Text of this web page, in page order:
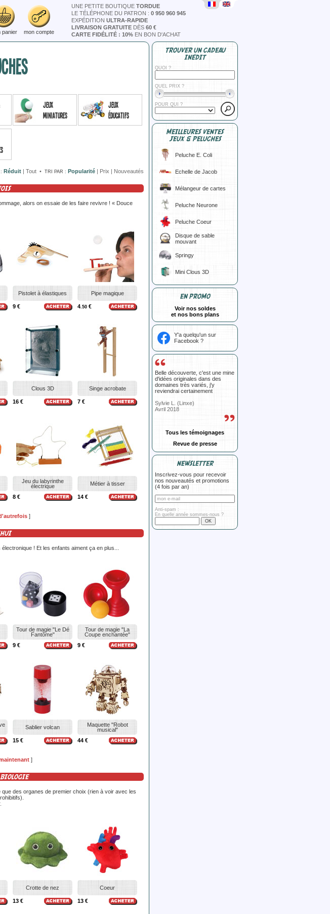
panier mon compte
UNE PETITE BOUTIQUE TORDUE
LE TÉLÉPHONE DU PATRON : 0 950 960 945
EXPÉDITION ULTRA-RAPIDE
LIVRAISON GRATUITE DÈS 60 €
CARTE FIDÉLITÉ : 10% EN BON D'ACHAT
Jeux
miniatures
Jeux
éducatifs
Réduit | Tout • TRI PAR : Popularité | Prix | Nouveautés
alors on essaie de les faire revivre ! « Douce
Pistolet à élastiques
9 €
Pipe magique
4.50 €
Clous 3D
16 €
Singe acrobate
7 €
Jeu du labyrinthe
électrique
8 €
Métier à tisser
14 €
]
! Et les enfants aiment ça en plus...
Tour de magie "Le Dé
Fantôme"
9 €
Tour de magie "La
Coupe enchantée"
9 €
Sablier volcan
15 €
Maquette "Robot
musical"
44 €
]
des organes de premier choix (rien à voir avec les
Crotte de nez
13 €
Coeur
13 €
TROUVER UN CADEAU
INÉDIT
QUOI ?
QUEL PRIX ?
POUR QUI ?
MEILLEURES VENTES
JEUX & PELUCHES
Peluche E. Coli
Echelle de Jacob
Mélangeur de cartes
Peluche Neurone
Peluche Coeur
Disque de sable
mouvant
Springy
Mini Clous 3D
EN PROMO
Voir nos soldes
et nos bons plans
Y'a quelqu'un sur
Facebook ?
Belle découverte, c'est une mine
d'idées originales dans des
domaines très variés, j'y
reviendrai certainement
Sylvie L. (Linxe)
Avril 2018
Tous les témoignages
Revue de presse
NEWSLETTER
Inscrivez-vous pour recevoir
nos nouveautés et promotions
(4 fois par an)
Anti-spam :
En quelle année sommes-nous ?